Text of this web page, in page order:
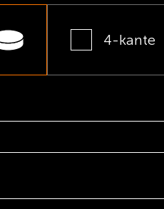
4-kante